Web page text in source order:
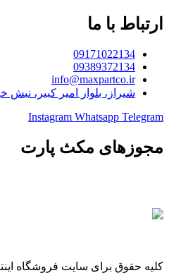
ارتباط با ما
09171022134
09389372134
info@maxpartco.ir
شیراز، بلوار امیر کبیر، نبش
Instagram Whatsapp Telegram
مجوزهای مکث پارت
کلیه حقوق برای سایت فروشگاه